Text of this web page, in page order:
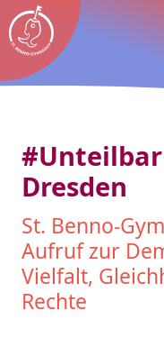
St. Benno-
Dresden
St. Benno-
Aufruf zur
Vielfalt,
Rechte